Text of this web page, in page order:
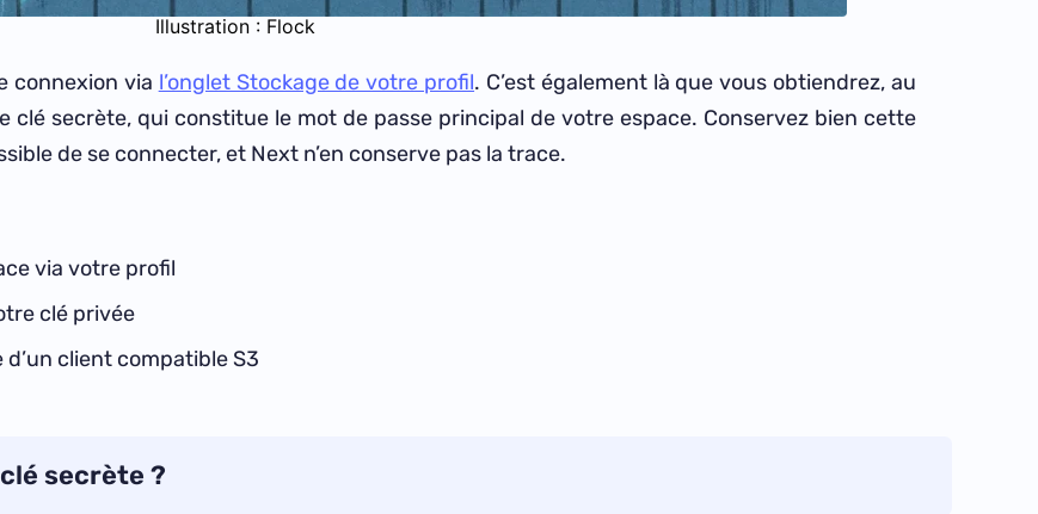
Illustration : Flock
connexion via l’onglet Stockage de votre profil. C’est également là que vous obtiendrez, au
clé secrète, qui constitue le mot de passe principal de votre espace. Conservez bien cette
de se connecter, et Next n’en conserve pas la trace.
via votre profil
clé privée
client compatible S3
secrète ?